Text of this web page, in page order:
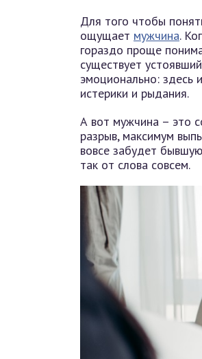
Для того чтобы
ощущает мужчина.
гораздо проще
существует
эмоционально: здесь
истерики и рыдания.
А вот мужчина – это
разрыв, максимум
вовсе забудет
так от слова совсем.